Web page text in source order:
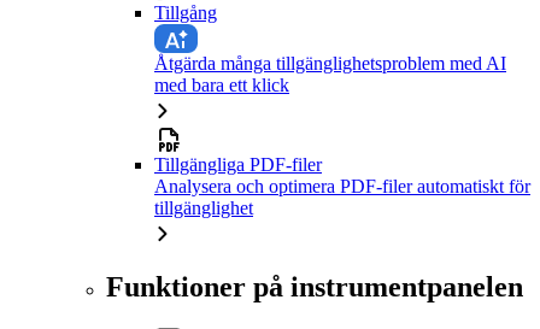
Tillgång
Åtgärda många tillgänglighetsproblem med AI
med bara ett klick
Tillgängliga PDF-filer
Analysera och optimera PDF-filer automatiskt för
tillgänglighet
Funktioner på instrumentpanelen